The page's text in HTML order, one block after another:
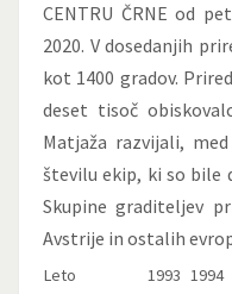
CENTRU ČRNE od
2020. V dosedanjih
kot 1400 gradov.
deset tisoč
Matjaža razvijali,
številu ekip, ki so bile
Skupine graditeljev
Avstrije in ostalih
Leto 1993 1994